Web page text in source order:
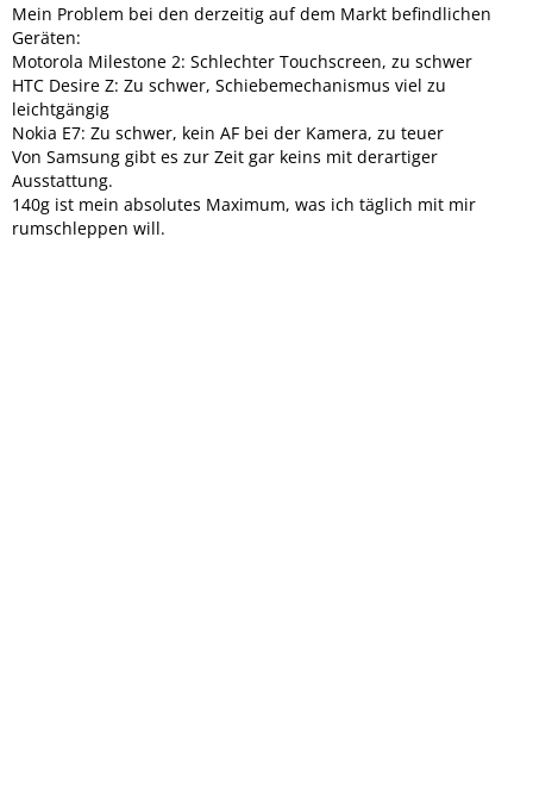
Mein Problem bei den derzeitig auf dem Markt befindlichen
Geräten:
Motorola Milestone 2: Schlechter Touchscreen, zu schwer
HTC Desire Z: Zu schwer, Schiebemechanismus viel zu
leichtgängig
Nokia E7: Zu schwer, kein AF bei der Kamera, zu teuer
Von Samsung gibt es zur Zeit gar keins mit derartiger
Ausstattung.
140g ist mein absolutes Maximum, was ich täglich mit mir
rumschleppen will.